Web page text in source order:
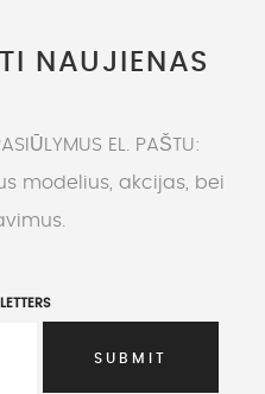
NAUJIENAS
EL. PAŠTU:
modelius, akcijas, bei